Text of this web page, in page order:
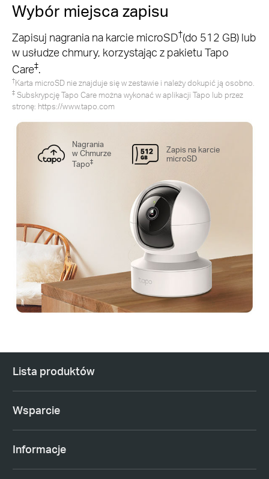
Wybór miejsca zapisu
Zapisuj nagrania na karcie microSD†(do 512 GB) lub
w usłudze chmury, korzystając z pakietu Tapo
Care‡.
†Karta microSD nie znajduje się w zestawie i należy dokupić ją osobno.
‡ Subskrypcję Tapo Care można wykonać w aplikacji Tapo lub przez
stronę: https://www.tapo.com
Nagrania
w Chmurze
Tapo‡
Zapis na karcie
microSD
Lista produktów
Wsparcie
Informacje